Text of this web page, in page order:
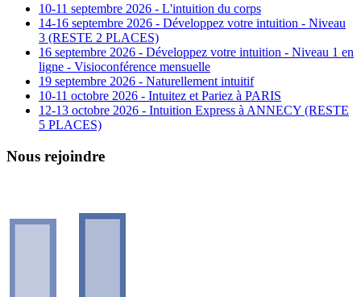
10-11 septembre 2026 - L'intuition du corps
14-16 septembre 2026 - Développez votre intuition - Niveau
3 (RESTE 2 PLACES)
16 septembre 2026 - Développez votre intuition - Niveau 1 en
ligne - Visioconférence mensuelle
19 septembre 2026 - Naturellement intuitif
10-11 octobre 2026 - Intuitez et Pariez à PARIS
12-13 octobre 2026 - Intuition Express à ANNECY (RESTE
5 PLACES)
Nous rejoindre